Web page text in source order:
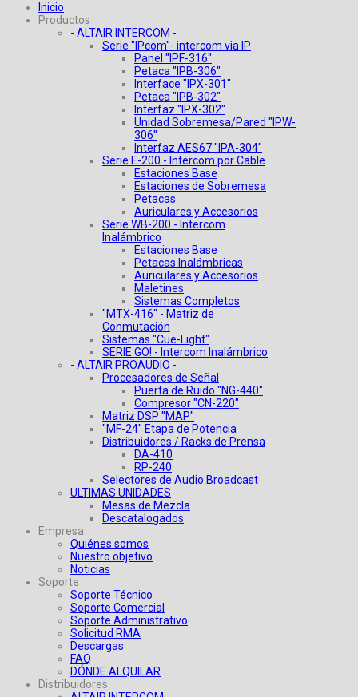
Inicio
Productos
- ALTAIR INTERCOM -
Serie "IPcom"- intercom via IP
Panel "IPF-316"
Petaca "IPB-306"
Interface "IPX-301"
Petaca "IPB-302"
Interfaz "IPX-302"
Unidad Sobremesa/Pared "IPW-
306"
Interfaz AES67 "IPA-304"
Serie E-200 - Intercom por Cable
Estaciones Base
Estaciones de Sobremesa
Petacas
Auriculares y Accesorios
Serie WB-200 - Intercom
Inalámbrico
Estaciones Base
Petacas Inalámbricas
Auriculares y Accesorios
Maletines
Sistemas Completos
"MTX-416" - Matriz de
Conmutación
Sistemas "Cue-Light"
SERIE GO! - Intercom Inalámbrico
- ALTAIR PROAUDIO -
Procesadores de Señal
Puerta de Ruido "NG-440"
Compresor "CN-220"
Matriz DSP "MAP"
"MF-24" Etapa de Potencia
Distribuidores / Racks de Prensa
DA-410
RP-240
Selectores de Audio Broadcast
ULTIMAS UNIDADES
Mesas de Mezcla
Descatalogados
Empresa
Quiénes somos
Nuestro objetivo
Noticias
Soporte
Soporte Técnico
Soporte Comercial
Soporte Administrativo
Solicitud RMA
Descargas
FAQ
DÓNDE ALQUILAR
Distribuidores